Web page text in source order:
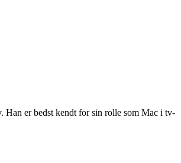
Han er bedst kendt for sin rolle som Mac i tv-